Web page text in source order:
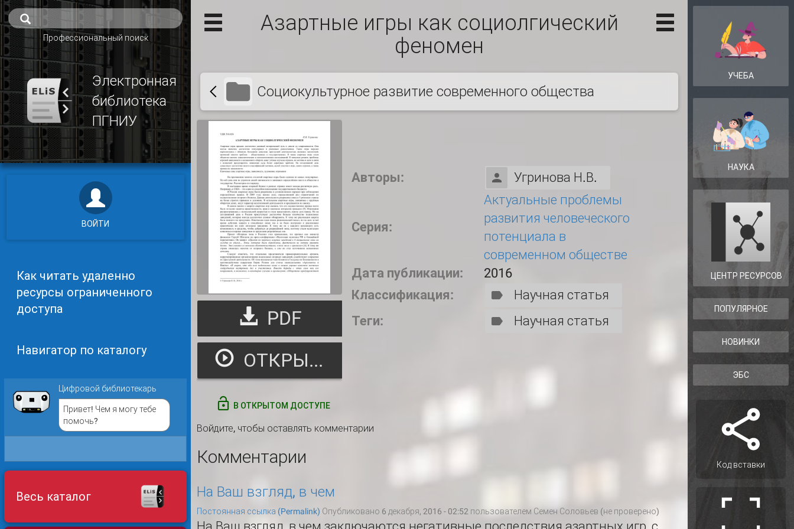
Профессиональный поиск
Электронная
библиотека
ПГНИУ
ВОЙТИ
Как читать удаленно
ресурсы ограниченного
доступа
Навигатор по каталогу
Цифровой библиотекарь
Привет! Чем я могу тебе
помочь?
Весь каталог
Азартные игры как социолгический
феномен
Социокультурное развитие современного общества
PDF
ОТКРЫТЬ
Авторы: Угринова Н.В.
Серия:
Актуальные проблемы
развития человеческого
потенциала в
современном обществе
Дата публикации:
2016
Классификация:
Научная статья
Теги:
Научная статья
В ОТКРЫТОМ ДОСТУПЕ
Войдите, чтобы оставлять комментарии
Комментарии
На Ваш взгляд, в чем
Постоянная ссылка (Permalink) Опубликовано 6 декабря, 2016 - 02:52 пользователем Семен Соловьев (не проверено)
УЧЕБА
НАУКА
ЦЕНТР РЕСУРСОВ
ПОПУЛЯРНОЕ
НОВИНКИ
ЭБС
Код вставки